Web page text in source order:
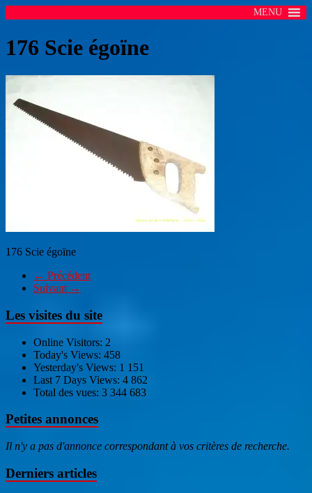
MENU
176 Scie égoïne
176 Scie égoïne
← Précédent
Suivant →
Les visites du site
Online Visitors: 2
Today's Views: 458
Yesterday's Views: 1 151
Last 7 Days Views: 4 862
Total des vues: 3 344 683
Petites annonces
Il n'y a pas d'annonce correspondant à vos critères de recherche.
Derniers articles